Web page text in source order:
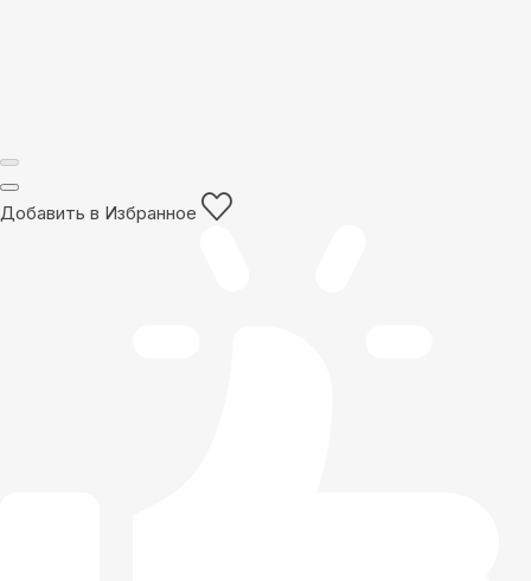
Добавить в Избранное